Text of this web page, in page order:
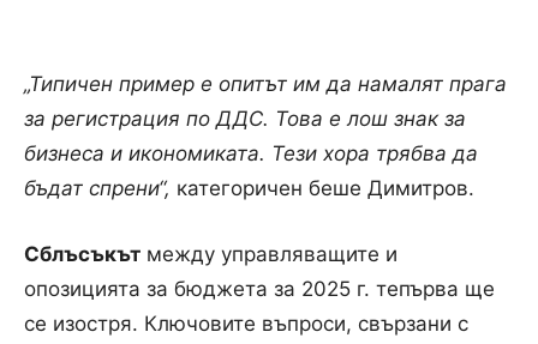
„Типичен пример е опитът им да намалят прага
за регистрация по ДДС. Това е лош знак за
бизнеса и икономиката. Тези хора трябва да
бъдат спрени“, категоричен беше Димитров.
Сблъсъкът между управляващите и
опозицията за бюджета за 2025 г. тепърва ще
се изостря. Ключовите въпроси, свързани с